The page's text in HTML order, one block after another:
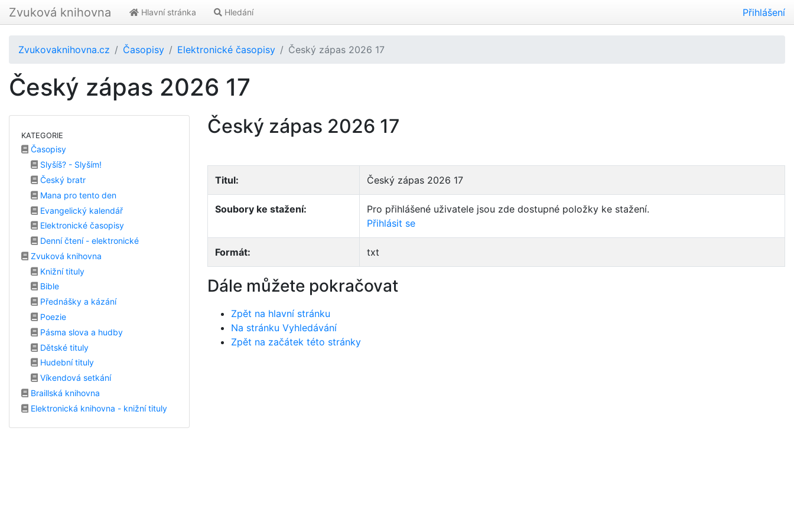
Zvuková knihovna Hlavní stránka Hledání Přihlášení
Zvukovaknihovna.cz Časopisy Elektronické časopisy Český zápas 2026 17
Český zápas 2026 17
KATEGORIE
Časopisy
Slyšíš? - Slyším!
Český bratr
Mana pro tento den
Evangelický kalendář
Elektronické časopisy
Denní čtení - elektronické
Zvuková knihovna
Knižní tituly
Bible
Přednášky a kázání
Poezie
Pásma slova a hudby
Dětské tituly
Hudební tituly
Víkendová setkání
Braillská knihovna
Elektronická knihovna - knižní tituly
Český zápas 2026 17
Titul: Český zápas 2026 17
Soubory ke stažení:
Pro přihlášené uživatele jsou zde dostupné položky ke stažení.
Přihlásit se
Formát: txt
Dále můžete pokračovat
Zpět na hlavní stránku
Na stránku Vyhledávání
Zpět na začátek této stránky